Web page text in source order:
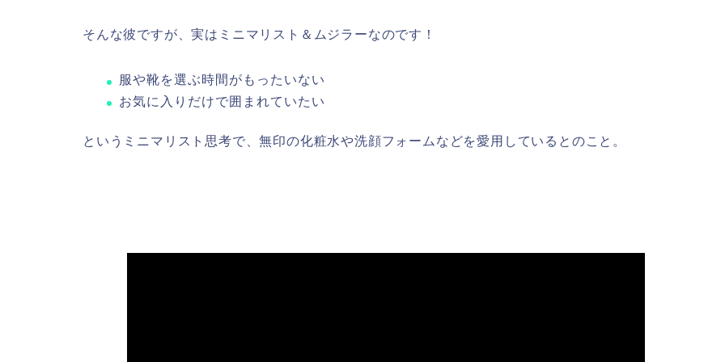
そんな彼ですが、実はミニマリスト＆ムジラーなのです！
服や靴を選ぶ時間がもったいない
お気に入りだけで囲まれていたい
というミニマリスト思考で、無印の化粧水や洗顔フォームなどを愛用しているとのこと。